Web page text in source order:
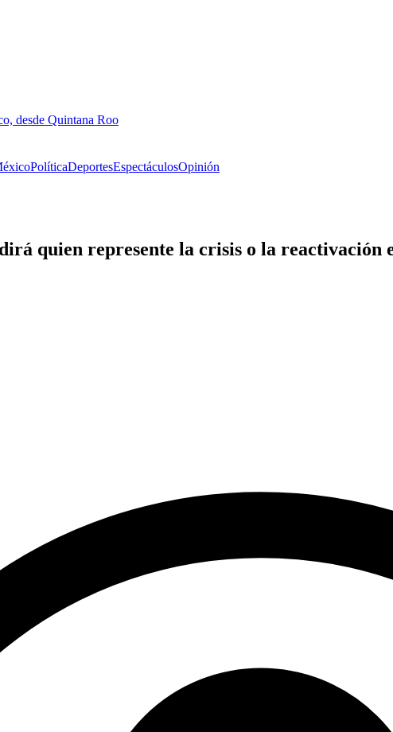
desde Quintana Roo
PolíticaDeportesEspectáculosOpinión
quien represente la crisis o la reactivación